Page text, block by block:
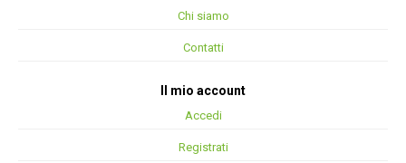
Chi siamo
Contatti
Il mio account
Accedi
Registrati